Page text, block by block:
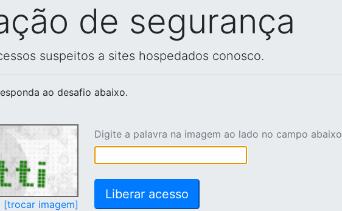
de segurança
suspeitos a sites hospedados conosco.
ao desafio abaixo.
[trocar imagem]
Digite a palavra na imagem ao lado no campo abaixo